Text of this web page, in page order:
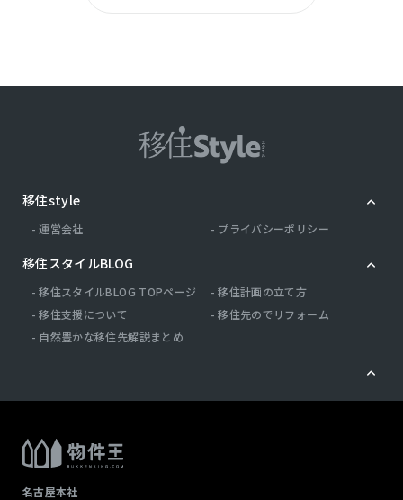
移住style
運営会社 プライバシーポリシー
移住スタイルBLOG
移住スタイルBLOG TOPページ
移住計画の立て方
移住支援について
移住先のでリフォーム
自然豊かな移住先解説まとめ
名古屋本社